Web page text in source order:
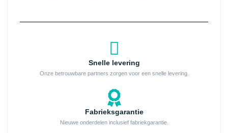
Snelle levering
Onze betrouwbare partners zorgen voor een snelle levering.
Fabrieksgarantie
Nieuwe onderdelen inclusief fabriekgarantie.